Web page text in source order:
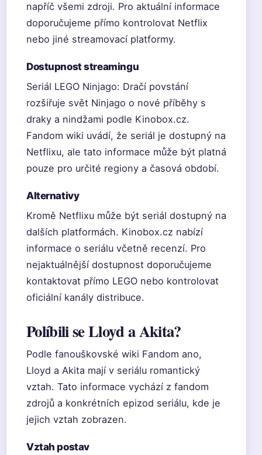
napříč všemi zdroji. Pro aktuální informace
doporučujeme přímo kontrolovat Netflix
nebo jiné streamovací platformy.
Dostupnost streamingu
Seriál LEGO Ninjago: Dračí povstání
rozšiřuje svět Ninjago o nové příběhy s
draky a nindžami podle Kinobox.cz.
Fandom wiki uvádí, že seriál je dostupný na
Netflixu, ale tato informace může být platná
pouze pro určité regiony a časová období.
Alternativy
Kromě Netflixu může být seriál dostupný na
dalších platformách. Kinobox.cz nabízí
informace o seriálu včetně recenzí. Pro
nejaktuálnější dostupnost doporučujeme
kontaktovat přímo LEGO nebo kontrolovat
oficiální kanály distribuce.
Políbili se Lloyd a Akita?
Podle fanouškovské wiki Fandom ano,
Lloyd a Akita mají v seriálu romantický
vztah. Tato informace vychází z fandom
zdrojů a konkrétních epizod seriálu, kde je
jejich vztah zobrazen.
Vztah postav